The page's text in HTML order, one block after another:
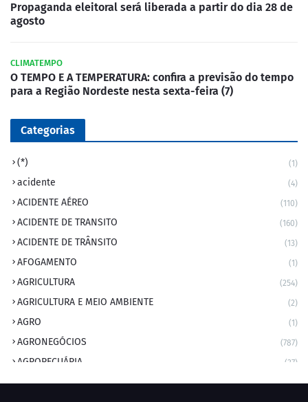
Propaganda eleitoral será liberada a partir do dia 28 de
agosto
CLIMATEMPO
O TEMPO E A TEMPERATURA: confira a previsão do tempo
para a Região Nordeste nesta sexta-feira (7)
Categorias
(*) (1)
acidente (4)
ACIDENTE AÉREO (110)
ACIDENTE DE TRANSITO (160)
ACIDENTE DE TRÂNSITO (13)
AFOGAMENTO (1)
AGRICULTURA (254)
AGRICULTURA E MEIO AMBIENTE (2)
AGRO (1)
AGRONEGÓCIOS (787)
AGROPECUÁRIA (37)
AMBIENTE (9)